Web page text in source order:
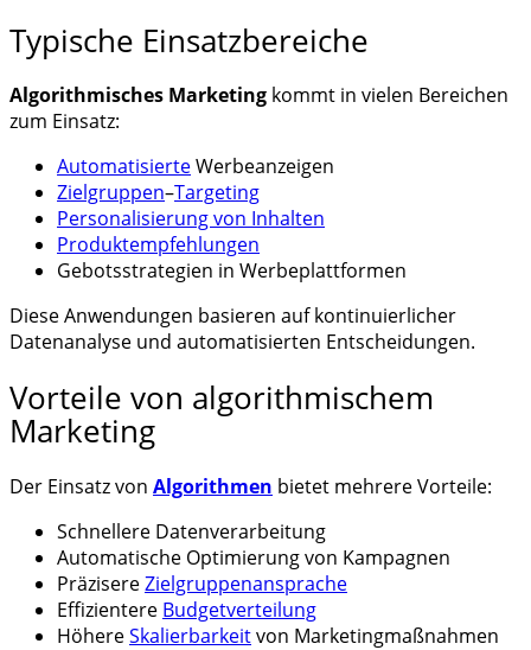
Typische Einsatzbereiche
Algorithmisches Marketing kommt in vielen Bereichen
zum Einsatz:
AutomatisierteWerbeanzeigen
Zielgruppen–Targeting
Personalisierung von Inhalten
Produktempfehlungen
Gebotsstrategien in Werbeplattformen
Diese Anwendungen basieren auf kontinuierlicher
Datenanalyse und automatisierten Entscheidungen.
Vorteile von algorithmischem
Marketing
Der Einsatz von Algorithmen bietet mehrere Vorteile:
Schnellere Datenverarbeitung
Automatische Optimierung von Kampagnen
PräzisereZielgruppenansprache
Effizientere Budgetverteilung
HöhereSkalierbarkeitvon Marketingmaßnahmen